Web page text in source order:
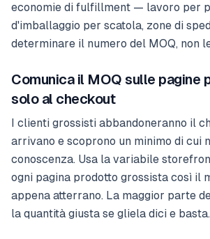
economie di fulfillment — lavoro per
d'imballaggio per scatola, zone di
determinare il numero del MOQ, non
Comunica il MOQ sulle pagine
solo al checkout
I clienti grossisti abbandoneranno il
arrivano e scoprono un minimo di cui
conoscenza. Usa la variabile
ogni pagina prodotto grossista così il
appena atterrano. La maggior parte
la quantità giusta se gliela dici e basta.